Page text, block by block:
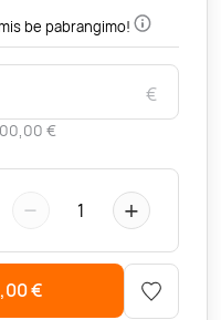
be pabrangimo!
€
€
− 1 +
€